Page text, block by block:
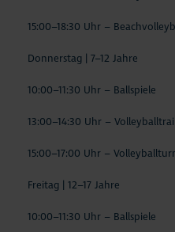
15:00–18:30 Uhr –
Donnerstag | 7–12 Jahre
10:00–11:30 Uhr – Ballspiele
13:00–14:30 Uhr –
15:00–17:00 Uhr –
Freitag | 12–17 Jahre
10:00–11:30 Uhr – Ballspiele